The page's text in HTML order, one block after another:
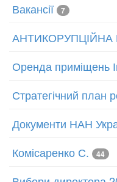
Вакансії 7
Оренда приміщень
Стратегічний план
Документи НАН
Комісаренко С. 44